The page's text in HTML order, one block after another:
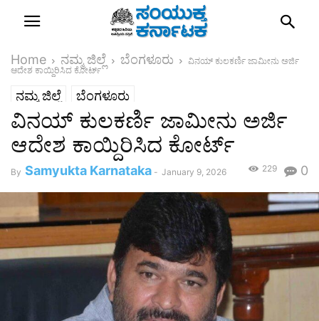
Home ನಮ್ಮ ಜಿಲ್ಲೆ ಬೆಂಗಳೂರು
ವಿನಯ್ ಕುಲಕರ್ಣಿ ಜಾಮೀನು ಅರ್ಜಿ
ಆದೇಶ ಕಾಯ್ದಿರಿಸಿದ ಕೋರ್ಟ್
ನಮ್ಮ ಜಿಲ್ಲೆ ಬೆಂಗಳೂರು
ವಿನಯ್ ಕುಲಕರ್ಣಿ ಜಾಮೀನು ಅರ್ಜಿ
ಆದೇಶ ಕಾಯ್ದಿರಿಸಿದ ಕೋರ್ಟ್
By Samyukta Karnataka - January 9, 2026 0
229